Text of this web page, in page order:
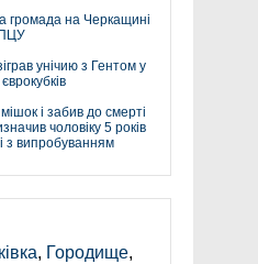
громада на Черкащині
унічию з Гентом у
і забив до смерті
чоловіку 5 років
з випробуванням
, Городище,